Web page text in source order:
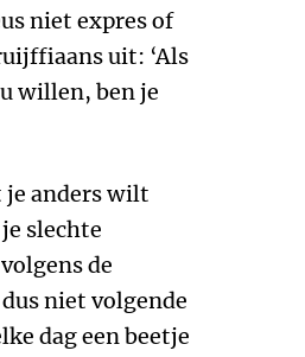
niet expres of
uit: ‘Als
willen, ben je
je anders wilt
slechte
de
niet volgende
dag een beetje